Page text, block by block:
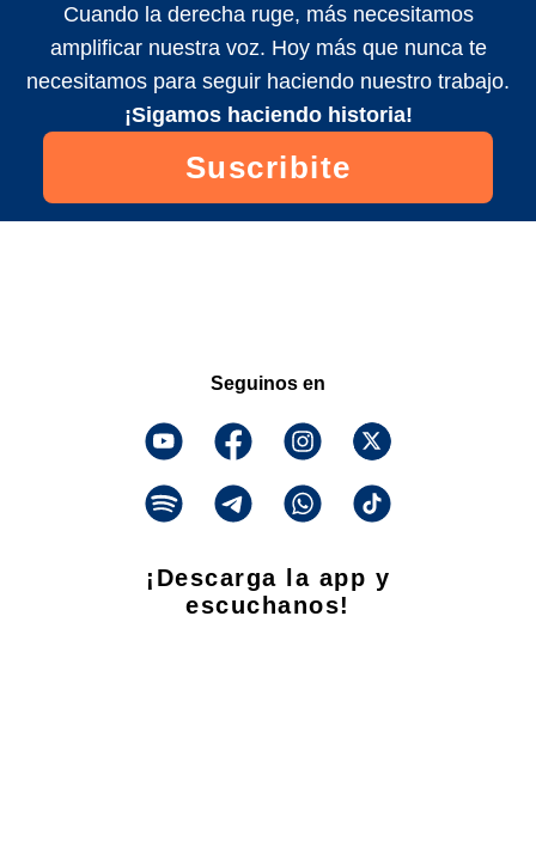
Cuando la derecha ruge, más necesitamos
amplificar nuestra voz. Hoy más que nunca te
necesitamos para seguir haciendo nuestro trabajo.
¡Sigamos haciendo historia!
Suscribite
Seguinos en
¡Descarga la app y
escuchanos!